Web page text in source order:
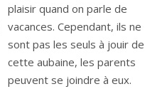
plaisir quand on parle de
vacances. Cependant, ils ne
sont pas les seuls à jouir de
cette aubaine, les parents
peuvent se joindre à eux.